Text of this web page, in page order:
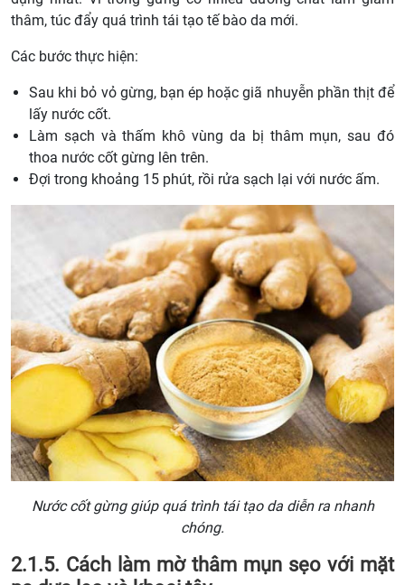
thâm, túc đẩy quá trình tái tạo tế bào da mới.
Các bước thực hiện:
Sau khi bỏ vỏ gừng, bạn ép hoặc giã nhuyễn phần thịt để
lấy nước cốt.
Làm sạch và thấm khô vùng da bị thâm mụn, sau đó
thoa nước cốt gừng lên trên.
Đợi trong khoảng 15 phút, rồi rửa sạch lại với nước ấm.
Nước cốt gừng giúp quá trình tái tạo da diễn ra nhanh
chóng.
2.1.5. Cách làm mờ thâm mụn sẹo với mặt